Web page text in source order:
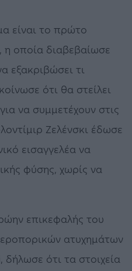
είναι το πρώτο
οποία διαβεβαίωσε
εξακριβώσει τι
ότι θα στείλει
να συμμετέχουν στις
Ζελένσκι έδωσε
εισαγγελέα να
φύσης, χωρίς να
επικεφαλής του
ατυχημάτων
ότι τα στοιχεία